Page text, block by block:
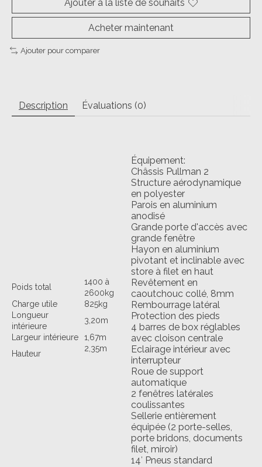
Ajouter à la liste de souhaits
Acheter maintenant
Ajouter pour comparer
Description Évaluations (0)
Poids total
1400 à
2600kg
Charge utile
825kg
Longueur
intérieure
3,20m
Largeur intérieure
1,67m
Hauteur
2,35m
Équipement:
Châssis Pullman 2
Structure aérodynamique
en polyester
Parois en aluminium
anodisé
Grande porte d'accès avec
grande fenêtre
Hayon en aluminium
pivotant et inclinable avec
store à filet en haut
Revêtement en
caoutchouc collé, 8mm
Rembourrage latéral
Protection des pieds
4 barres de box réglables
avec cloison centrale
Eclairage intérieur avec
interrupteur
Roue de support
automatique
2 fenêtres latérales
coulissantes
Sellerie entièrement
équipée (2 porte-selles,
porte bridons, documents
filet, miroir)
14′ Pneus standard